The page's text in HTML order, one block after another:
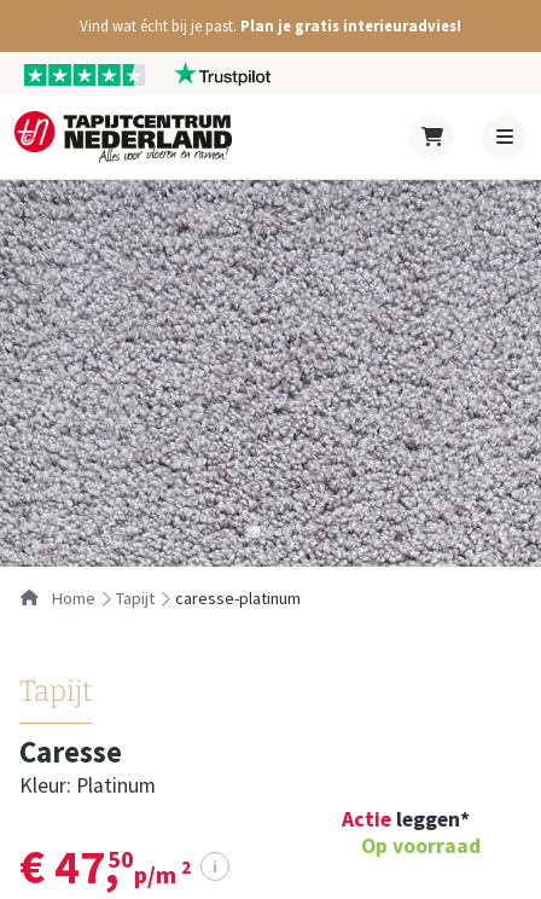
Vind wat écht bij je past. Plan je gratis interieuradvies!
Home
tapijt caresse-platinum
Tapijt
Caresse
Kleur: Platinum
€ 47,
50
p/m 2 i
Actie leggen*
Op voorraad